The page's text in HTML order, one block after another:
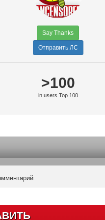
Say Thanks
Отправить ЛС
>100
in users Top 100